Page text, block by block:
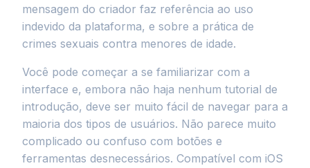
mensagem do criador faz referência ao uso
indevido da plataforma, e sobre a prática de
crimes sexuais contra menores de idade.
Você pode começar a se familiarizar com a
interface e, embora não haja nenhum tutorial de
introdução, deve ser muito fácil de navegar para a
maioria dos tipos de usuários. Não parece muito
complicado ou confuso com botões e
ferramentas desnecessários. Compatível com iOS